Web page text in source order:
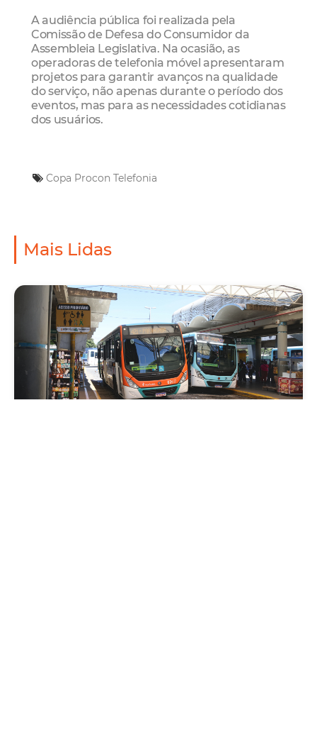
A audiência pública foi realizada pela
Comissão de Defesa do Consumidor da
Assembleia Legislativa. Na ocasião, as
operadoras de telefonia móvel apresentaram
projetos para garantir avanços na qualidade
do serviço, não apenas durante o período dos
eventos, mas para as necessidades cotidianas
dos usuários.
Copa Procon Telefonia
Mais Lidas